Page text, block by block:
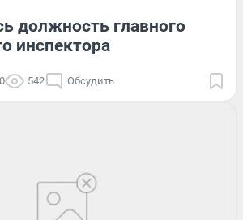
должность главного
инспектора
542 Обсудить